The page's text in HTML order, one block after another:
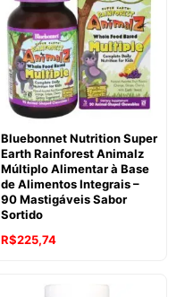
Bluebonnet Nutrition Super
Earth Rainforest Animalz
Múltiplo Alimentar à Base
de Alimentos Integrais –
90 Mastigáveis Sabor
Sortido
R$225,74